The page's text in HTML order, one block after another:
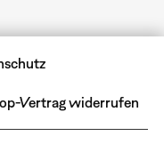
Vertrag widerrufen